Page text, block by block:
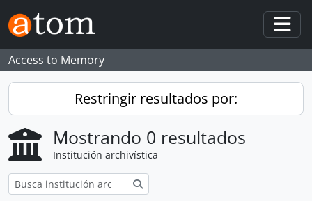
Skip to main content
Access to Memory
Restringir resultados por:
Mostrando 0 resultados
Institución archivística